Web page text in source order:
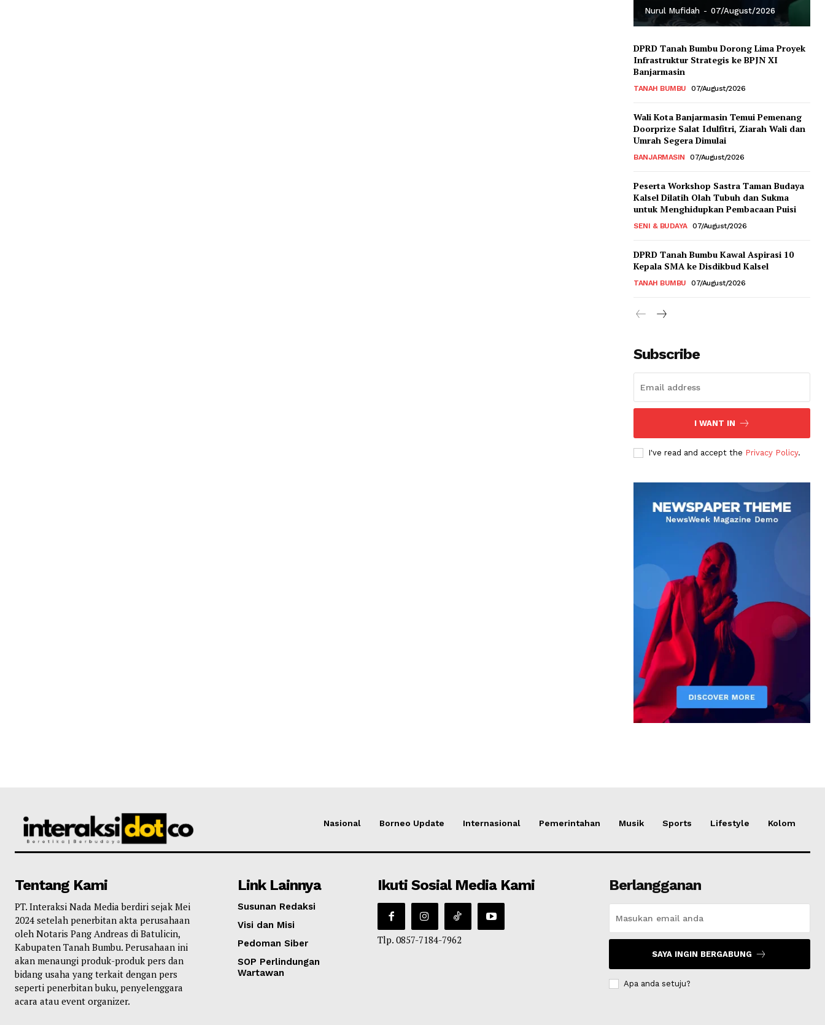
Nurul Mufidah - 07/August/2026
DPRD Tanah Bumbu Dorong Lima Proyek
Infrastruktur Strategis ke BPJN XI
Banjarmasin
TANAH BUMBU 07/August/2026
Wali Kota Banjarmasin Temui Pemenang
Doorprize Salat Idulfitri, Ziarah Wali dan
Umrah Segera Dimulai
BANJARMASIN 07/August/2026
Peserta Workshop Sastra Taman Budaya
Kalsel Dilatih Olah Tubuh dan Sukma
untuk Menghidupkan Pembacaan Puisi
SENI & BUDAYA 07/August/2026
DPRD Tanah Bumbu Kawal Aspirasi 10
Kepala SMA ke Disdikbud Kalsel
TANAH BUMBU 07/August/2026
Subscribe
I WANT IN
I've read and accept the Privacy Policy.
Nasional Borneo Update Internasional Pemerintahan Musik Sports Lifestyle Kolom
Tentang Kami
PT. Interaksi Nada Media berdiri sejak Mei
2024 setelah penerbitan akta perusahaan
oleh Notaris Pang Andreas di Batulicin,
Kabupaten Tanah Bumbu. Perusahaan ini
akan menaungi produk-produk pers dan
bidang usaha yang terkait dengan pers
seperti penerbitan buku, penyelenggara
acara atau event organizer.
Link Lainnya
Susunan Redaksi
Visi dan Misi
Pedoman Siber
SOP Perlindungan
Wartawan
Ikuti Sosial Media Kami
Tlp. 0857-7184-7962
Berlangganan
SAYA INGIN BERGABUNG
Apa anda setuju?